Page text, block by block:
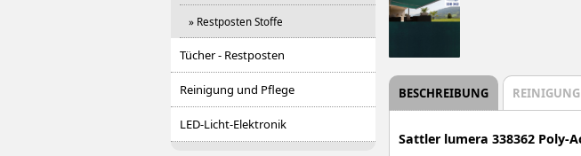
» Restposten Stoffe
Tücher - Restposten
Reinigung und Pflege
LED-Licht-Elektronik
BESCHREIBUNG REINIGUNG
Sattler lumera 338362 Poly-